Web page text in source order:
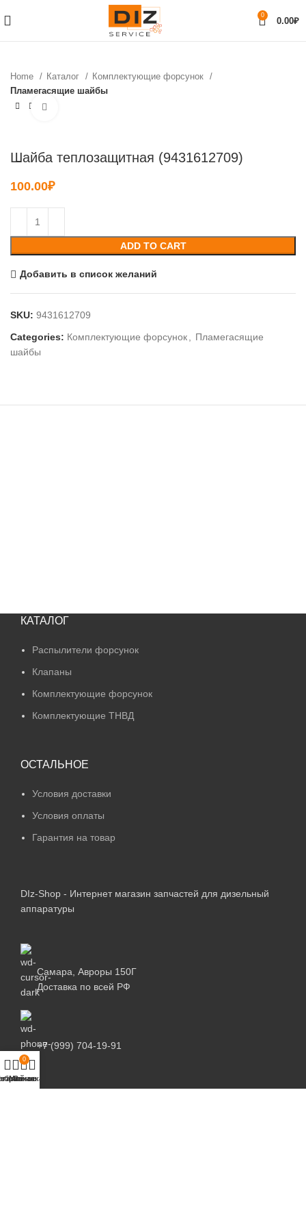
0
0.00₽
Home Каталог
Комплектующие форсунок
Пламегасящие шайбы
Шайба теплозащитная (9431612709)
100.00₽
ADD TO CART
Добавить в список желаний
SKU: 9431612709
Categories: Комплектующие форсунок
Пламегасящие
шайбы
КАТАЛОГ
Распылители форсунок
Клапаны
Комплектующие форсунок
Комплектующие ТНВД
ОСТАЛЬНОЕ
Условия доставки
Условия оплаты
Гарантия на товар
DIz-Shop - Интернет магазин запчастей для дизельный
аппаратуры
Самара, Авроры 150Г
Доставка по всей РФ
+7 (999) 704-19-91
0
Заказ
Мой аккаунт